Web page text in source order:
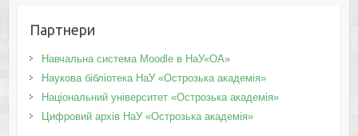
Партнери
Навчальна система Moodle в НаУ«ОА»
Наукова бібліотека НаУ «Острозька академія»
Національний університет «Острозька академія»
Цифровий архів НаУ «Острозька академія»